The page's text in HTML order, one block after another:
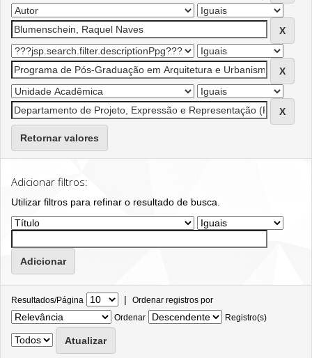
Retornar valores
Adicionar filtros:
Utilizar filtros para refinar o resultado de busca.
Resultados/Página | Ordenar registros por
Ordenar
Registro(s)